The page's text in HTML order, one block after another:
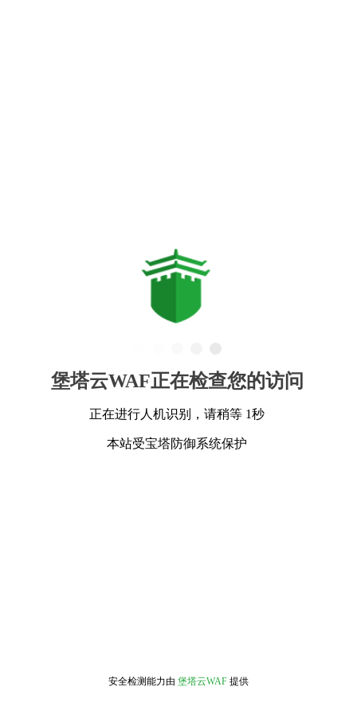
堡塔云WAF正在检查您的访问
正在进行人机识别，请稍等 1秒
本站受宝塔防御系统保护
安全检测能力由 堡塔云WAF 提供